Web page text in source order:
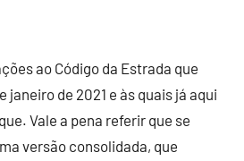
ao Código da Estrada que
janeiro de 2021 e às quais já aqui
Vale a pena referir que se
versão consolidada, que